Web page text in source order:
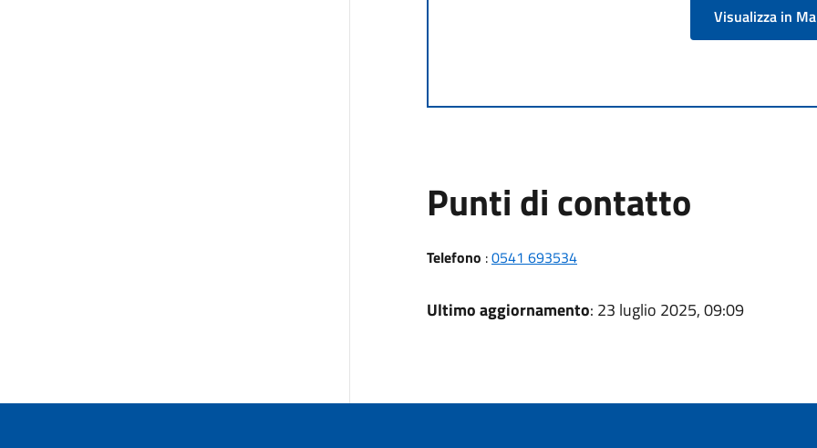
Visualizza in
Punti di contatto
Telefono :0541 693534
Ultimo aggiornamento: 23 luglio 2025, 09:09